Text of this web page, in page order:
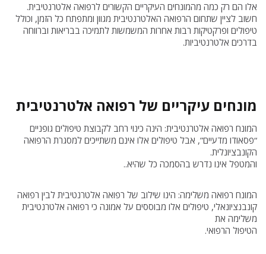
אלו הם רק כמה מהמונחים העיקריים הקשורים לרפואה אלטרנטיבית.
חשוב לציין שתחום הרפואה האלטרנטיבית מגוון ומתפתח כל הזמן, וכולל
טיפולים ופרקטיקות רבות אחרות המשמשות לתמיכה בבריאות וברווחה
בדרכים אלטרנטיביות.
מונחים עיקריים של רפואה אלטרנטיבית
המונח רפואה אלטרנטיבית: הינה כינוי רחב לקבוצת טיפולים גופניים
“פסאודו מדעיים”, אבל טיפולים אלו אינם משתייכים למסגרת הרפואה
הקונבציונלית.
והמטפל אינו נדרש בהסמכה כל שהיא..
המונח רפואה משלימה: הינו שילוב של רפואה אלטרנטיבית לבין רפואה
קונבנציונאלי, טיפולים אלו מבוססים על אמונה כי רפואה אלטרנטיבית
משלימה את
הטיפול הרפואי.